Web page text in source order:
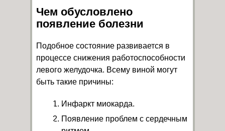
Чем обусловлено
появление болезни
Подобное состояние развивается в
процессе снижения работоспособности
левого желудочка. Всему виной могут
быть такие причины:
Инфаркт миокарда.
Появление проблем с сердечным